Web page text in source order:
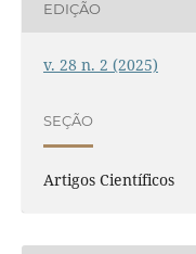
EDIÇÃO
v. 28 n. 2 (2025)
SEÇÃO
Artigos Científicos